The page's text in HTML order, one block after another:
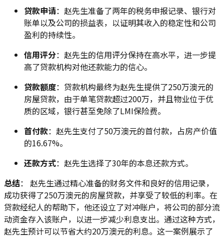
贷款申请：赵先生准备了两年的税务申报记录、银行对
账单以及公司的损益表，以证明其收入的稳定性和公司
盈利的持续性。
信用评分：赵先生的信用评分保持在高水平，进一步提
高了贷款机构对他还款能力的信心。
贷款额度：贷款机构最终为赵先生提供了250万澳元的
房屋贷款，由于单笔贷款超过200万，并且物业位于优
质的区域，银行甚至免除了LMI保险费。
首付款：赵先生支付了50万澳元的首付款，占房产价值
的16.67%。
还款方式：赵先生选择了30年的本息还款方式。
总结： 赵先生通过精心准备的财务文件和良好的信用记录，
成功获得了250万澳元的房屋贷款，并享受了较低的利率。在
贷款经纪人的帮助下，他还设立了对冲账户，将公司的部分流
动资金存入该账户，以进一步减少利息支出。通过这种方式，
赵先生预计可以节省大约20万澳元的利息。这一案例展示了